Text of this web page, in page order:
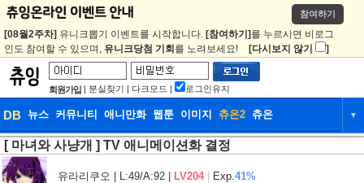
참여하기
[08월2주차] 유니크뽑기 이벤트를 시작합니다. [참여하기] 를 누르시면 비로그
인도 참여할 수 있으며, 유니크당첨 기회 를 노려보세요! [다시보지 않기 ]
회원가입 | 분실찾기 | 다크모드 | 로그인유지
DB 뉴스 커뮤니티 애니만화 웹툰 이미지 츄온2 츄온 ▼
DB 뉴스 커뮤니티
웹툰 이미지 츄온2
[ 마녀와 사냥개 ] TV 애니메이션화 결정
유라리쿠오 | L:49/A:92 | LV204 Exp.41%